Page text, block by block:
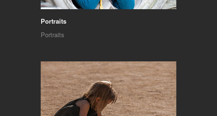
Portraits
Portraits